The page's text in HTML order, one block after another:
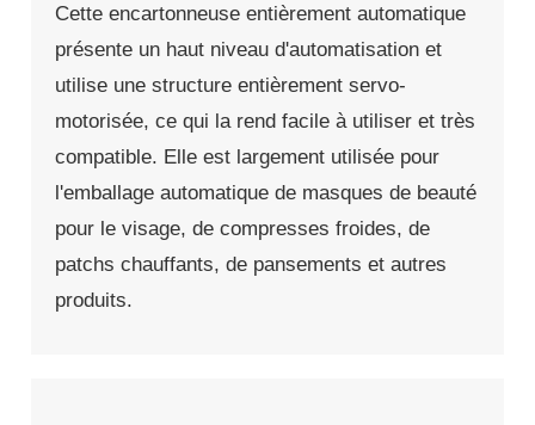
Cette encartonneuse entièrement automatique
présente un haut niveau d'automatisation et
utilise une structure entièrement servo-
motorisée, ce qui la rend facile à utiliser et très
compatible. Elle est largement utilisée pour
l'emballage automatique de masques de beauté
pour le visage, de compresses froides, de
patchs chauffants, de pansements et autres
produits.